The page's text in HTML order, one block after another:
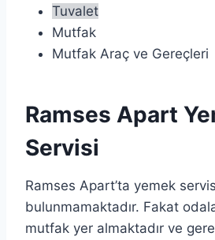
Tuvalet
Mutfak
Mutfak Araç ve Gereçleri
Ramses Apart
Servisi
Ramses Apart’ta yemek
bulunmamaktadır. Fakat
mutfak yer almaktadır ve